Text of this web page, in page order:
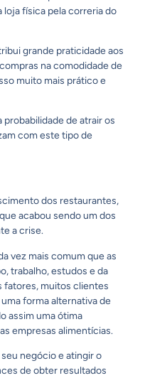
loja física pela correria do
grande praticidade aos
na comodidade de
muito mais prático e
de atrair os
com este tipo de
dos restaurantes,
acabou sendo um dos
a crise.
vez mais comum que as
trabalho, estudos e da
fatores, muitos clientes
forma alternativa de
assim uma ótima
empresas alimentícias.
negócio e atingir o
de obter resultados